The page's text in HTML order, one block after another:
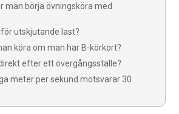
man börja övningsköra med
utskjutande last?
köra om man har B-körkort?
efter ett övergångsställe?
meter per sekund motsvarar 30